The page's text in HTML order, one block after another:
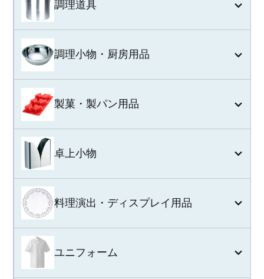
調理道具
調理小物・厨房用品
製菓・製パン用品
卓上小物
料理演出・ディスプレイ用品
ユニフォーム